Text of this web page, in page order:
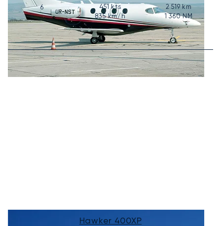
6 451 kts
835km/h
2 519km
1 360NM
Hawker 400XP